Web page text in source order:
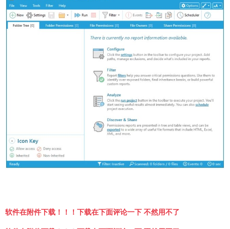
软件在附件下载！！！下载在下面评论一下 不然用不了